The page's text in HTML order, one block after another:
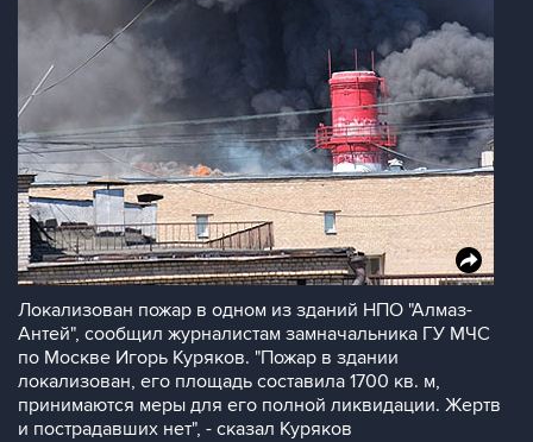
Локализован пожар в одном из зданий НПО "Алмаз-
Антей", сообщил журналистам замначальника ГУ МЧС
по Москве Игорь Куряков. "Пожар в здании
локализован, его площадь составила 1700 кв. м,
принимаются меры для его полной ликвидации. Жертв
и пострадавших нет", - сказал Куряков